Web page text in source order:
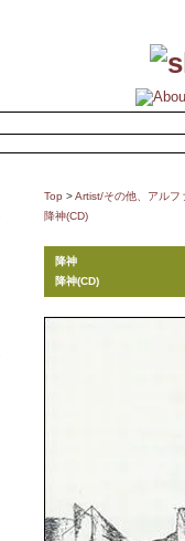
Top >Artist/その他、アルフ
降神(CD)
降神
降神(CD)